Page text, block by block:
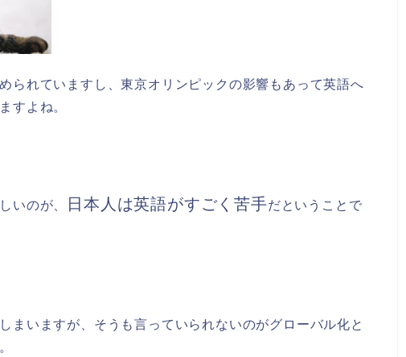
られていますし、東京オリンピックの影響もあって英語へ
すよね。
いのが、 日本人は英語がすごく苦手だということで
まいますが、そうも言っていられないのがグローバル化と